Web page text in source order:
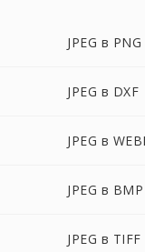
JPEG в PNG
JPEG в DXF
JPEG в
JPEG в BMP
JPEG в TIFF